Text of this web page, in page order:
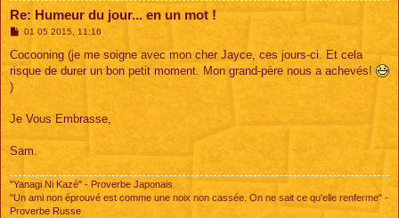
Re: Humeur du jour... en un mot !
M
s
a
01 05 2015, 11:16
Cocooning (je me soigne avec mon cher Jayce, ces jours-ci. Et cela
risque de durer un bon petit moment. Mon grand-père nous a achevés!
)
Je Vous Embrasse,
Sam.
"Yanagi Ni Kazé" - Proverbe Japonais
"Un ami non éprouvé est comme une noix non cassée. On ne sait ce qu'elle renferme" -
Proverbe Russe